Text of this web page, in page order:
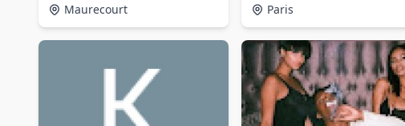
Maurecourt
Paris